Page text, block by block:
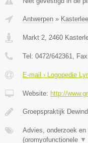
Antwerpen » Kasterlee
Markt 2 2460
Tel: 0472/642361 ,
E-mail › Logopedie
Website: http://
Groepspraktijk
Advies, onderzoek
(oromyofunctionele ▼